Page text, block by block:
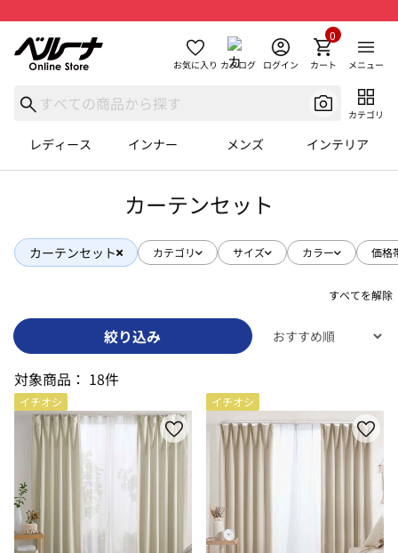
お気に入り カタログ ログイン カート
0
メニュー
カテゴリ
レディース インナー メンズ インテリア
カーテンセット
カーテンセット カテゴリ サイズ カラー 価格
すべてを解除
絞り込み
対象商品： 18件
イチオシ イチオシ